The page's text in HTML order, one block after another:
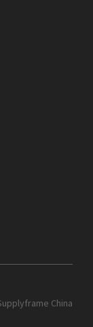
China